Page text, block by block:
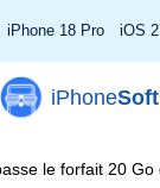
iPhone 18 Pro iOS
iPhoneSoft
le forfait 20